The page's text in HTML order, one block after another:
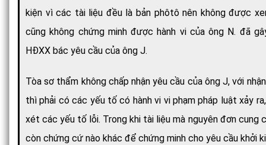
kiện vì các tài liệu đều là bản phôtô nên không được
cũng không chứng minh được hành vi của ông N. đã
HĐXX bác yêu cầu của ông J.
Tòa sơ thẩm không chấp nhận yêu cầu của ông J, với
thì phải có các yếu tố có hành vi vi phạm pháp luật xảy
xét các yếu tố lỗi. Trong khi tài liệu mà nguyên đơn cung
còn chứng cứ nào khác để chứng minh cho yêu cầu khởi